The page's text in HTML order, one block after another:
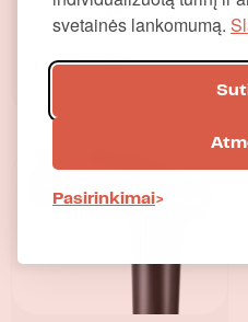
svetainės lankomumą.
Pasirinkimai
129,99€